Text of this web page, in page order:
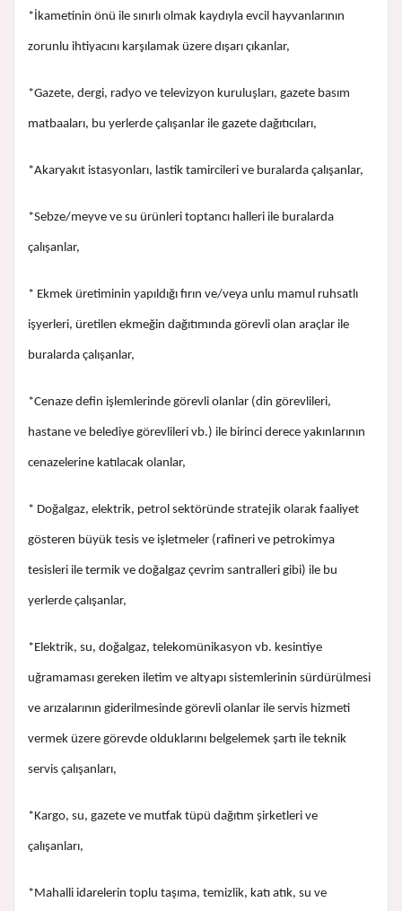
*İkametinin önü ile sınırlı olmak kaydıyla evcil hayvanlarının
zorunlu ihtiyacını karşılamak üzere dışarı çıkanlar,
*Gazete, dergi, radyo ve televizyon kuruluşları, gazete basım
matbaaları, bu yerlerde çalışanlar ile gazete dağıtıcıları,
*Akaryakıt istasyonları, lastik tamircileri ve buralarda çalışanlar,
*Sebze/meyve ve su ürünleri toptancı halleri ile buralarda
çalışanlar,
* Ekmek üretiminin yapıldığı fırın ve/veya unlu mamul ruhsatlı
işyerleri, üretilen ekmeğin dağıtımında görevli olan araçlar ile
buralarda çalışanlar,
*Cenaze defin işlemlerinde görevli olanlar (din görevlileri,
hastane ve belediye görevlileri vb.) ile birinci derece yakınlarının
cenazelerine katılacak olanlar,
* Doğalgaz, elektrik, petrol sektöründe stratejik olarak faaliyet
gösteren büyük tesis ve işletmeler (rafineri ve petrokimya
tesisleri ile termik ve doğalgaz çevrim santralleri gibi) ile bu
yerlerde çalışanlar,
*Elektrik, su, doğalgaz, telekomünikasyon vb. kesintiye
uğramaması gereken iletim ve altyapı sistemlerinin sürdürülmesi
ve arızalarının giderilmesinde görevli olanlar ile servis hizmeti
vermek üzere görevde olduklarını belgelemek şartı ile teknik
servis çalışanları,
*Kargo, su, gazete ve mutfak tüpü dağıtım şirketleri ve
çalışanları,
*Mahalli idarelerin toplu taşıma, temizlik, katı atık, su ve